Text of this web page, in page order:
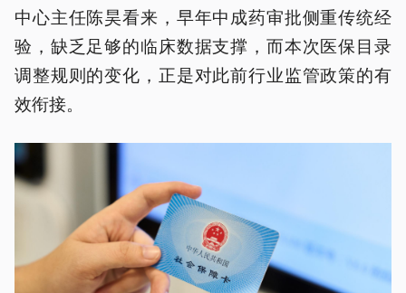
中心主任陈昊看来，早年中成药审批侧重传统经
验，缺乏足够的临床数据支撑，而本次医保目录
调整规则的变化，正是对此前行业监管政策的有
效衔接。